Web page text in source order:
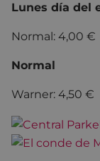
Lunes día del
Normal: 4,00 €
Normal
Warner: 4,50 €